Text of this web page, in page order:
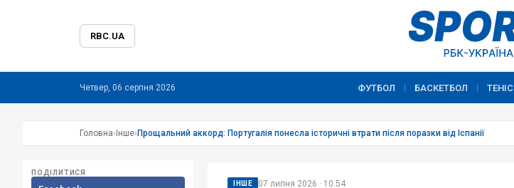
RBC.UA
Четвер, 06 серпня 2026 ФУТБОЛ БАСКЕТБОЛ ТЕНІС
Головна› Інше› Прощальний аккорд: Португалія понесла історичні втрати після поразки від Іспанії
ПОДІЛИТИСЯ
ІНШЕ 07 липня 2026 · 10:54